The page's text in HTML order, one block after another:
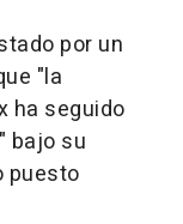
por un
"la
ha seguido
bajo su
puesto